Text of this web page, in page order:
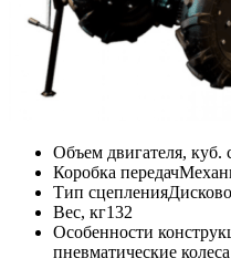
Объем двигателя, куб.
Коробка передач
Тип сцепления
Вес, кг132
Особенности
пневматические колеса